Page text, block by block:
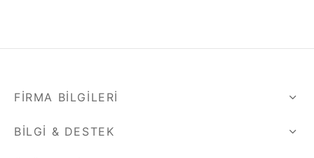
FIRMA BILGILERI
BILGI & DESTEK